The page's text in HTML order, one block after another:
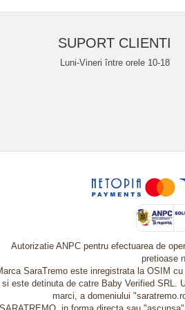
SUPORT CLIENTI
Luni-Vineri între orele 10-18
Autorizatie ANPC pentru efectuarea de
pretioase
SaraTremo este inregistrata la OSIM cu
si este detinuta de catre Baby Verified SRL.
marci, a domeniului